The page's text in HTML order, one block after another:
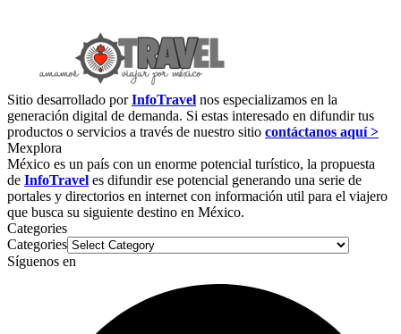
Sitio desarrollado porInfoTravel nos especializamos en la
generación digital de demanda. Si estas interesado en difundir tus
productos o servicios a través de nuestro sitio contáctanos aquí >
Mexplora
México es un país con un enorme potencial turístico, la propuesta
de InfoTravel es difundir ese potencial generando una serie de
portales y directorios en internet con información util para el viajero
que busca su siguiente destino en México.
Categories
Categories
Síguenos en